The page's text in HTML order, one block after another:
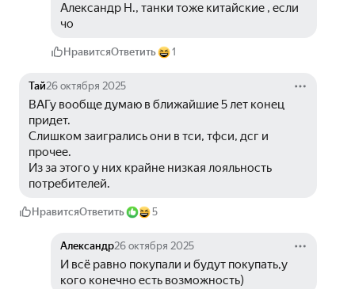
Александр Н., танки тоже китайские , если
чо
НравитсяОтветить 1
Тай26 октября 2025
ВАГу вообще думаю в ближайшие 5 лет конец
придет.
Слишком заигрались они в тси, тфси, дсг и
прочее.
Из за этого у них крайне низкая лояльность
потребителей.
НравитсяОтветить 5
Александр26 октября 2025
И всё равно покупали и будут покупать,у
кого конечно есть возможность)